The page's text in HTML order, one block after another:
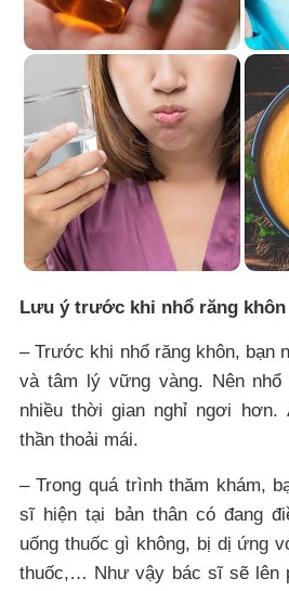
Lưu ý trước khi nhổ răng khôn
– Trước khi nhổ răng khôn, bạn
và tâm lý vững vàng. Nên
nhiều thời gian nghỉ ngơi hơn.
thần thoải mái.
– Trong quá trình thăm khám,
sĩ hiện tại bản thân có đang
uống thuốc gì không, bị dị ứng
thuốc,… Như vậy bác sĩ sẽ lên